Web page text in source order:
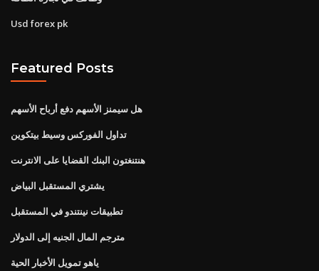
Usd forex pk
Featured Posts
هل سيمنز الأسهم دفع أرباح الأسهم
تداول الفوركس وسيط بيتكوين
هنتنغتون البنك القضايا على الانترنت
يشتري المستقبل البياض
تطبيقات نينتندو في المستقبل
مترجم المال الجنيه إلى الدولار
ياهو تمويل الأخبار الحية